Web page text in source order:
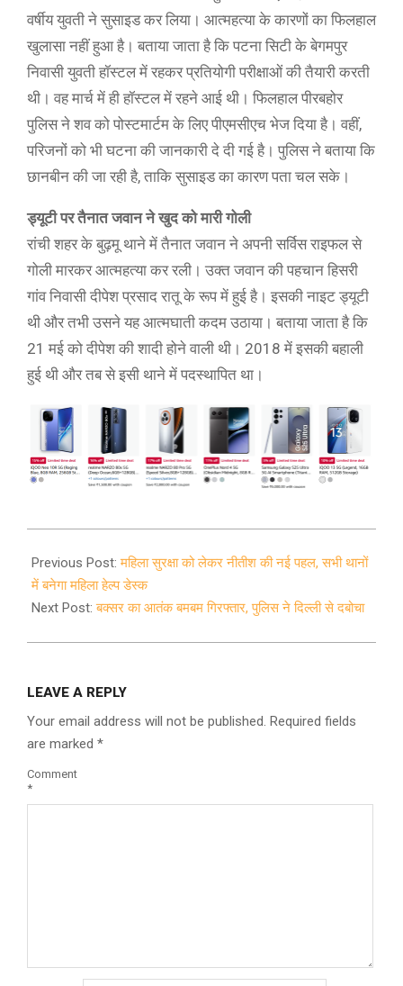
वर्षीय युवती ने सुसाइड कर लिया। आत्महत्या के कारणों का फिलहाल
खुलासा नहीं हुआ है। बताया जाता है कि पटना सिटी के बेगमपुर
निवासी युवती हॉस्टल में रहकर प्रतियोगी परीक्षाओं की तैयारी करती
थी। वह मार्च में ही हॉस्टल में रहने आई थी। फिलहाल पीरबहोर
पुलिस ने शव को पोस्टमार्टम के लिए पीएमसीएच भेज दिया है। वहीं,
परिजनों को भी घटना की जानकारी दे दी गई है। पुलिस ने बताया कि
छानबीन की जा रही है, ताकि सुसाइड का कारण पता चल सके।
ड्यूटी पर तैनात जवान ने खुद को मारी गोली
रांची शहर के बुढ़मू थाने में तैनात जवान ने अपनी सर्विस राइफल से
गोली मारकर आत्महत्या कर रली। उक्त जवान की पहचान हिसरी
गांव निवासी दीपेश प्रसाद रातू के रूप में हुई है। इसकी नाइट ड्यूटी
थी और तभी उसने यह आत्मघाती कदम उठाया। बताया जाता है कि
21 मई को दीपेश की शादी होने वाली थी। 2018 में इसकी बहाली
हुई थी और तब से इसी थाने में पदस्थापित था।
01-
17
Previous Post:महिला सुरक्षा को लेकर नीतीश की नई पहल, सभी थानों
में बनेगा महिला हेल्प डेस्क
Next Post:बक्सर का आतंक बमबम गिरफ्तार, पुलिस ने दिल्ली से दबोचा
LEAVE A REPLY
Your email address will not be published. Required fields
are marked *
Comment
*